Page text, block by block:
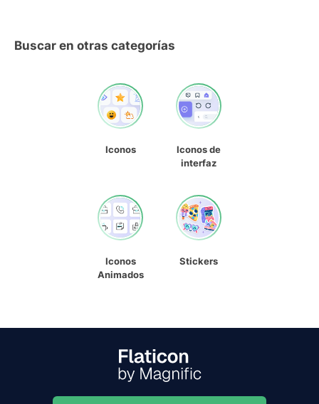
Buscar en otras categorías
Iconos
Iconos de
interfaz
Iconos
Animados
Stickers